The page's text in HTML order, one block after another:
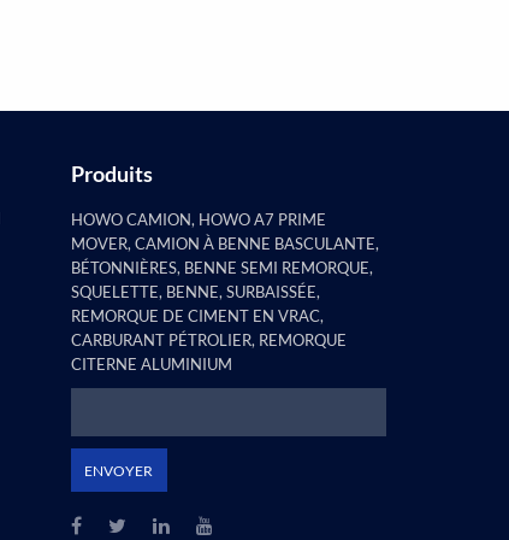
Produits
HOWO CAMION, HOWO A7 PRIME
MOVER, CAMION À BENNE BASCULANTE,
BÉTONNIÈRES, BENNE SEMI REMORQUE,
SQUELETTE, BENNE, SURBAISSÉE,
REMORQUE DE CIMENT EN VRAC,
CARBURANT PÉTROLIER, REMORQUE
CITERNE ALUMINIUM